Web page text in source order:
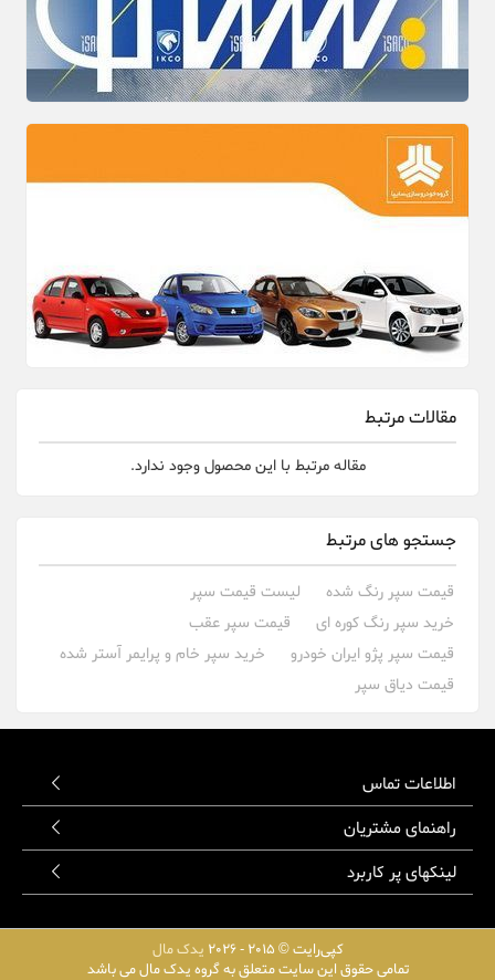
مقالات مرتبط
مقاله مرتبط با این محصول وجود ندارد.
جستجو های مرتبط
قیمت سپر رنگ شده
لیست قیمت سپر
خرید سپر رنگ کوره ای
قیمت سپر عقب
قیمت سپر پژو ایران خودرو
خرید سپر خام و پرایمر آستر شده
قیمت دیاق سپر
اطلاعات تماس
راهنمای مشتریان
لینکهای پر کاربرد
کپی‌رایت © 2015 - 2026
یدک مال
تمامی حقوق این سایت متعلق به گروه یدک مال می باشد